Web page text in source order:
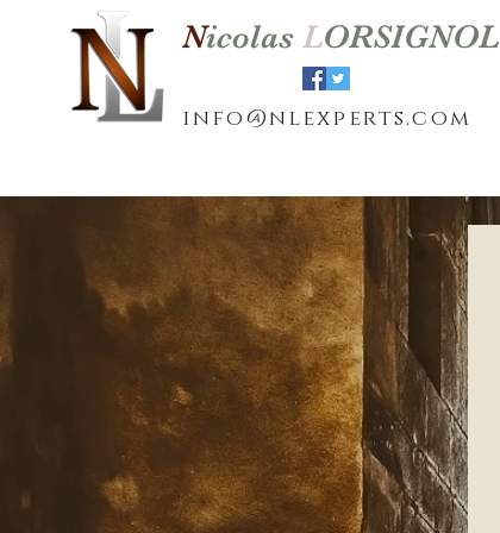
Nicolas LORSIGNOL
info@nlexperts.com